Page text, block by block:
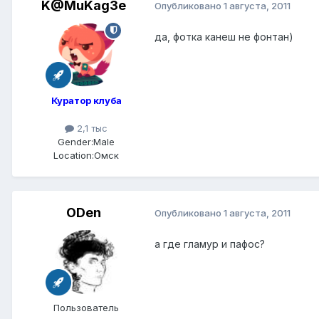
K@MuKag3e
Куратор клуба
2,1 тыс
Gender:Male
Location:Омск
Опубликовано 1 августа, 2011
да, фотка канеш не фонтан)
ODen
Пользователь
Опубликовано 1 августа, 2011
а где гламур и пафос?